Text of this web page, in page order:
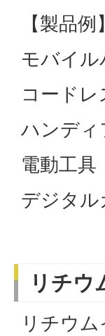
【製品
モバイ
コードレ
ハ
電動工具
デジタル
リチウ
リチウ